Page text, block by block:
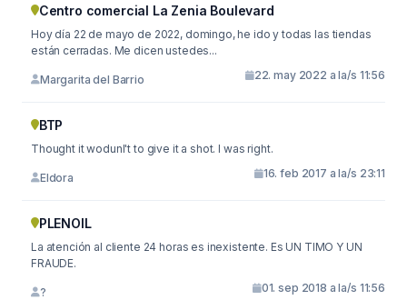
Centro comercial La Zenia Boulevard
Hoy día 22 de mayo de 2022, domingo, he ido y todas las tiendas
están cerradas. Me dicen ustedes...
Margarita del Barrio 22. may 2022 a la/s 11:56
BTP
Thought it wodunl't to give it a shot. I was right.
Eldora 16. feb 2017 a la/s 23:11
PLENOIL
La atención al cliente 24 horas es inexistente. Es UN TIMO Y UN
FRAUDE.
? 01. sep 2018 a la/s 11:56